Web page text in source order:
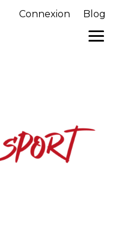
Connexion Blog